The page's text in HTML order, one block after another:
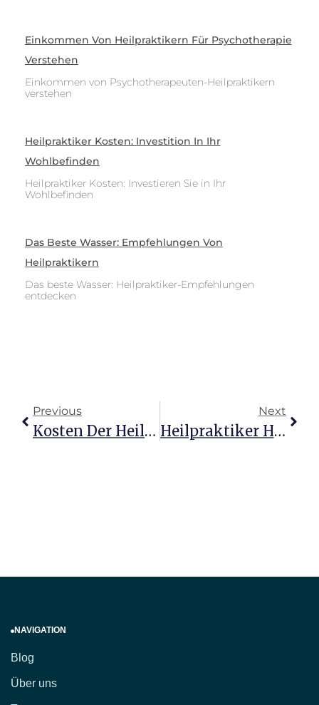
Einkommen Von Heilpraktikern Für Psychotherapie
Verstehen
Einkommen von Psychotherapeuten-Heilpraktikern
verstehen
Heilpraktiker Kosten: Investition In Ihr
Wohlbefinden
Heilpraktiker Kosten: Investieren Sie in Ihr
Wohlbefinden
Das Beste Wasser: Empfehlungen Von
Heilpraktikern
Das beste Wasser: Heilpraktiker-Empfehlungen
entdecken
Previous
Kosten Der Heilpraktikerausbildung: Ihre Investition In Wissen
Next
Heilpraktiker Heilkunst: Möglichkeiten Und Grenzen Entdecken
NAVIGATION
Blog
Über uns